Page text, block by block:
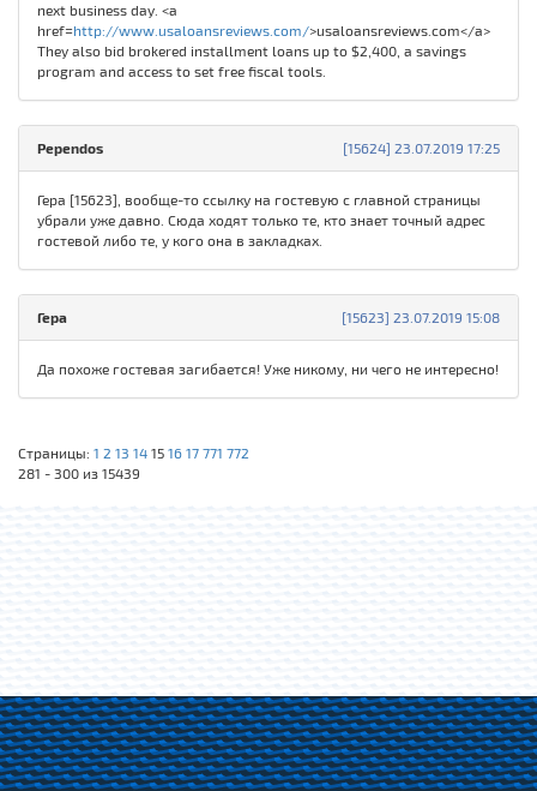
next business day. <a
href=http://www.usaloansreviews.com/>usaloansreviews.com</a>
They also bid brokered installment loans up to $2,400, a savings
program and access to set free fiscal tools.
[15624] 23.07.2019 17:25
Pependos
Гера [15623], вообще-то ссылку на гостевую с главной страницы
убрали уже давно. Сюда ходят только те, кто знает точный адрес
гостевой либо те, у кого она в закладках.
[15623] 23.07.2019 15:08
Гера
Да похоже гостевая загибается! Уже никому, ни чего не интересно!
Страницы: 1 2 13 14 15 16 17 771 772
281 - 300 из 15439